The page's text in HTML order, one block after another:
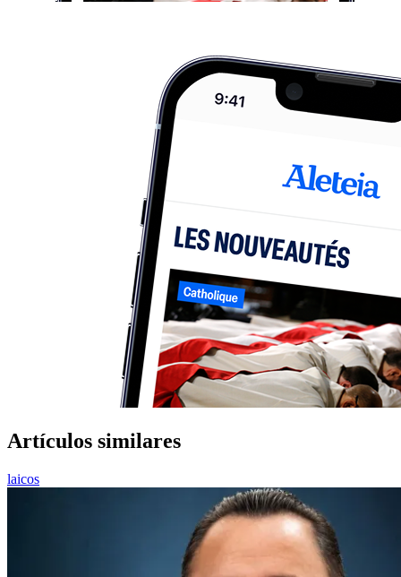
Artículos similares
laicos